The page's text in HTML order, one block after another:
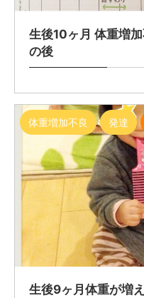
生後10ヶ月 体重増
の後
体重増加不良 発達
生後9ヶ月体重が増